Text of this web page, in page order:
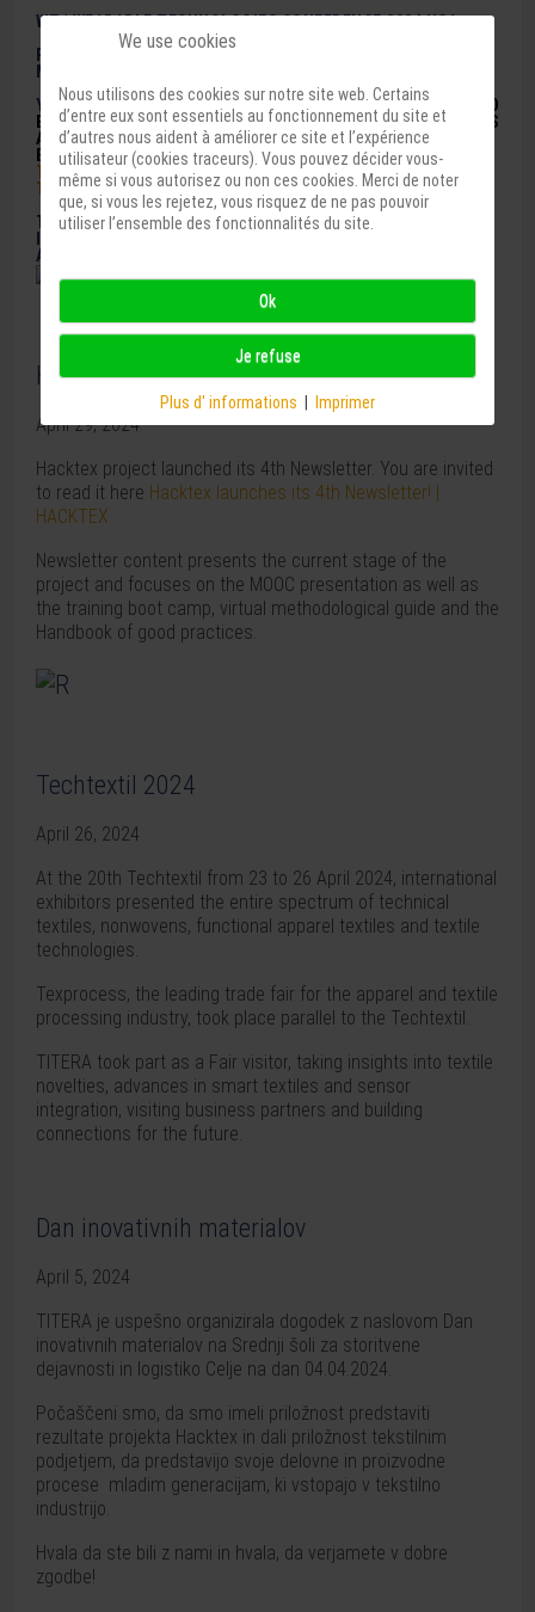
WT | WEARABLE TECHNOLOGIES CONFERENCE 2024 USA
FROM 3RD TO 4TH SEPTEMBER IN COMPUTER HISTORY
MUSEUM, MOUNTAIN VIEW, USA.
YO U CAN LEARN ABOUT THE TOPICS OF THIS MUST-ATTEND
EVENT FOR DIGITAL HEALTH AND METAVERSE ENTHUSIASTS
AS WELL AS THE ENTIRE WEARABLE TECHNOLOGY
ECOSYSTEM AT THE WEBSITE: WT | WEARABLE
TECHNOLOGIES CONFERENCE 2024 USA (WEARABLE-
TECHNOLOGIES.COM)
THIS TWO DAYS CONFERENCE WILL BE FILLED WITH LATEST
AROUND THE WORLD.
Hacktex launches its 4th Newsletter!
April 29, 2024
Hacktex project launched its 4th Newsletter. You are invited
to read it here Hacktex launches its 4th Newsletter! |
HACKTEX
Newsletter content presents the current stage of the
project and focuses on the MOOC presentation as well as
the training boot camp, virtual methodological guide and the
Handbook of good practices.
Techtextil 2024
April 26, 2024
At the 20th Techtextil from 23 to 26 April 2024, international
exhibitors presented the entire spectrum of technical
textiles, nonwovens, functional apparel textiles and textile
technologies.
Texprocess, the leading trade fair for the apparel and textile
processing industry, took place parallel to the Techtextil.
TITERA took part as a Fair visitor, taking insights into textile
novelties, advances in smart textiles and sensor
integration, visiting business partners and building
connections for the future.
Dan inovativnih materialov
April 5, 2024
TITERA je uspešno organizirala dogodek z naslovom Dan
inovativnih materialov na Srednji šoli za storitvene
dejavnosti in logistiko Celje na dan 04.04.2024.
Počaščeni smo, da smo imeli priložnost predstaviti
rezultate projekta Hacktex in dali priložnost tekstilnim
podjetjem, da predstavijo svoje delovne in proizvodne
procese mladim generacijam, ki vstopajo v tekstilno
industrijo.
Hvala da ste bili z nami in hvala, da verjamete v dobre
zgodbe!
We use cookies
Nous utilisons des cookies sur notre site web. Certains
d’entre eux sont essentiels au fonctionnement du site et
d’autres nous aident à améliorer ce site et l’expérience
utilisateur (cookies traceurs). Vous pouvez décider vous-
même si vous autorisez ou non ces cookies. Merci de noter
que, si vous les rejetez, vous risquez de ne pas pouvoir
utiliser l’ensemble des fonctionnalités du site.
Ok
Je refuse
Plus d' informations Imprimer